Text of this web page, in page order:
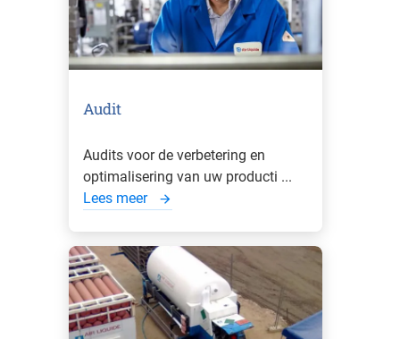
Audit
Audits voor de verbetering en
optimalisering van uw producti ...
Lees meer